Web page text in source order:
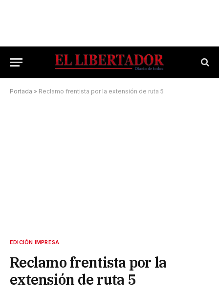
Portada » Reclamo frentista por la extensión de ruta 5
EDICIÓN IMPRESA
Reclamo frentista por la
extensión de ruta 5